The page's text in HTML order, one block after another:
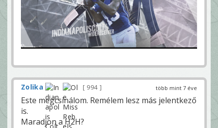
több mint 7 éve
Zolika 994
Este megcsinálom. Remélem lesz más jelentkező
is.
Maradjon a H2H?